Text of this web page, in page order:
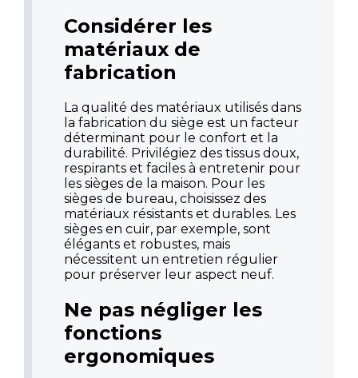
Considérer les
matériaux de
fabrication
La qualité des matériaux utilisés dans
la fabrication du siège est un facteur
déterminant pour le confort et la
durabilité. Privilégiez des tissus doux,
respirants et faciles à entretenir pour
les sièges de la maison. Pour les
sièges de bureau, choisissez des
matériaux résistants et durables. Les
sièges en cuir, par exemple, sont
élégants et robustes, mais
nécessitent un entretien régulier
pour préserver leur aspect neuf.
Ne pas négliger les
fonctions
ergonomiques